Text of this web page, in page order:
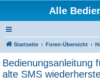
Alle
Startseite Foren-Übersicht
Bedienungsanleitung
alte SMS